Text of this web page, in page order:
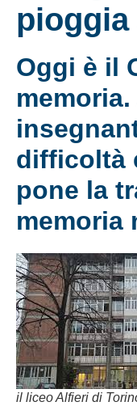
Oggi è il
difficoltà
pone la
memoria
il liceo Alfieri di